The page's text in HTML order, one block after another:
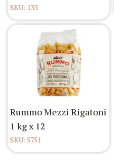
SKU: 133
Rummo Mezzi Rigatoni
1 kg x 12
SKU: 5751